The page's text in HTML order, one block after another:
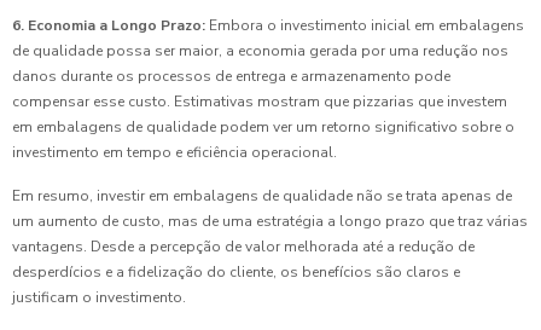
6. Economia a Longo Prazo: Embora o investimento inicial em embalagens
de qualidade possa ser maior, a economia gerada por uma redução nos
danos durante os processos de entrega e armazenamento pode
compensar esse custo. Estimativas mostram que pizzarias que investem
em embalagens de qualidade podem ver um retorno significativo sobre o
investimento em tempo e eficiência operacional.
Em resumo, investir em embalagens de qualidade não se trata apenas de
um aumento de custo, mas de uma estratégia a longo prazo que traz várias
vantagens. Desde a percepção de valor melhorada até a redução de
desperdícios e a fidelização do cliente, os benefícios são claros e
justificam o investimento.